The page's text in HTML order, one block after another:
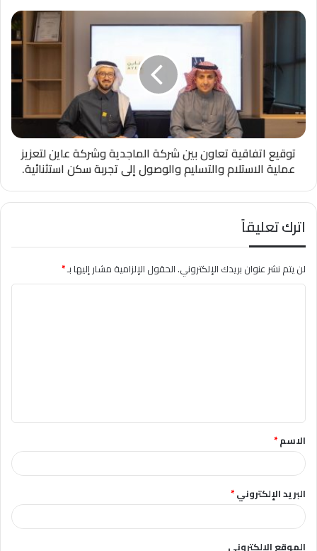
توقيع اتفاقية تعاون بين شركة الماجدية وشركة عاين لتعزيز
عملية الاستلام والتسليم والوصول إلى تجربة سكن استثنائية.
اترك تعليقاً
لن يتم نشر عنوان بريدك الإلكتروني.الحقول الإلزامية مشار إليها بـ*
ق
*الاسم*
البريد الإلكتروني*
الموقع الإلكتروني